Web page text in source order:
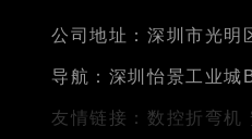
公司地址：深圳市光明
导航：深圳怡景工业城
友情链接： 数控折弯机